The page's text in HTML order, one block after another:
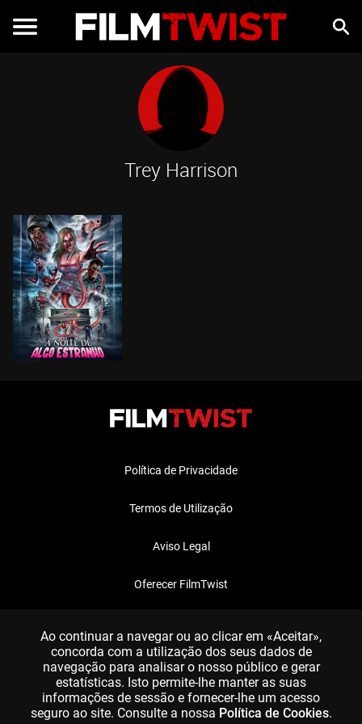
Trey Harrison
Política de Privacidade
Termos de Utilização
Aviso Legal
Oferecer FilmTwist
Ao continuar a navegar ou ao clicar em «Aceitar»,
concorda com a utilização dos seus dados de
navegação para analisar o nosso público e gerar
estatísticas. Isto permite-lhe manter as suas
informações de sessão e fornecer-lhe um acesso
seguro ao site. Consulte a nossa Política de Cookies.